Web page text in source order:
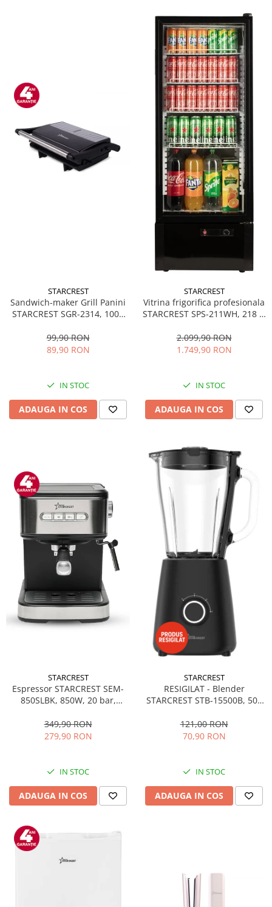
STARCREST
Sandwich-maker Grill Panini
STARCREST SGR-2314, 1000
Deschidere 180°, Suprafata
de gatire 23 x 14 cm, Negru
99,90 RON
89,90 RON
IN STOC
ADAUGA IN COS
STARCREST
Vitrina frigorifica profesionala
STARCREST SPS-211WH, 218 L,
LED, H 141 cm, Negru
2.099,90 RON
1.749,90 RON
IN STOC
ADAUGA IN COS
STARCREST
Espressor STARCREST SEM-
850SLBK, 850W, 20 bar,
dispozitiv spumare, filtru
dublu din inox, Negru/Inox
349,90 RON
279,90 RON
IN STOC
ADAUGA IN COS
STARCREST
RESIGILAT - Blender
STARCREST STB-15500B, 500
Pulse, Negru
121,00 RON
70,90 RON
IN STOC
ADAUGA IN COS